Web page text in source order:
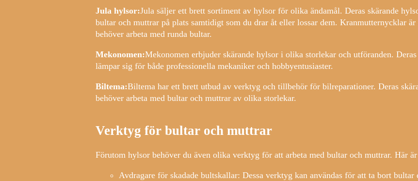
Jula hylsor:Jula säljer ett brett sortiment av hylsor för olika ändamål. Deras skärande
bultar och muttrar på plats samtidigt som du drar åt eller lossar dem. Kranmutternycklar är
behöver arbeta med runda bultar.
Mekonomen:Mekonomen erbjuder skärande hylsor i olika storlekar och utföranden.
lämpar sig för både professionella mekaniker och hobbyentusiaster.
Biltema:Biltema har ett brett utbud av verktyg och tillbehör för bilreparationer. Deras
behöver arbeta med bultar och muttrar av olika storlekar.
Verktyg för bultar och muttrar
Förutom hylsor behöver du även olika verktyg för att arbeta med bultar och muttrar. Här
Avdragare för skadade bultskallar: Dessa verktyg kan användas för att ta bort